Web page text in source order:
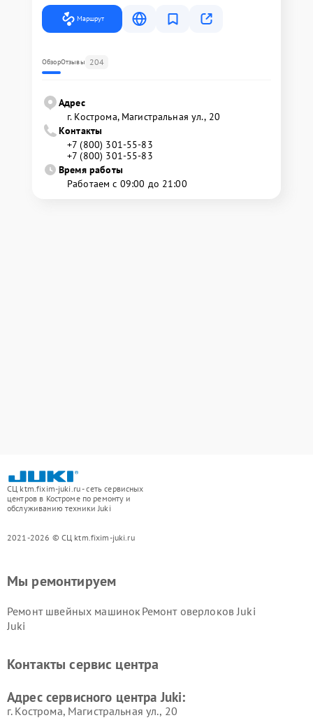
Маршрут
ОбзорОтзывы 204
Адрес
г. Кострома, Магистральная ул., 20
Контакты
+7 (800) 301-55-83
+7 (800) 301-55-83
Время работы
Работаем с 09:00 до 21:00
СЦ ktm.fixim-juki.ru - сеть сервисных
центров в Костроме по ремонту и
обслуживанию техники Juki
2021-2026 © СЦ ktm.fixim-juki.ru
Мы ремонтируем
Ремонт швейных машинок
Juki
Ремонт оверлоков Juki
Контакты сервис центра
Адрес сервисного центра Juki:
г. Кострома, Магистральная ул., 20